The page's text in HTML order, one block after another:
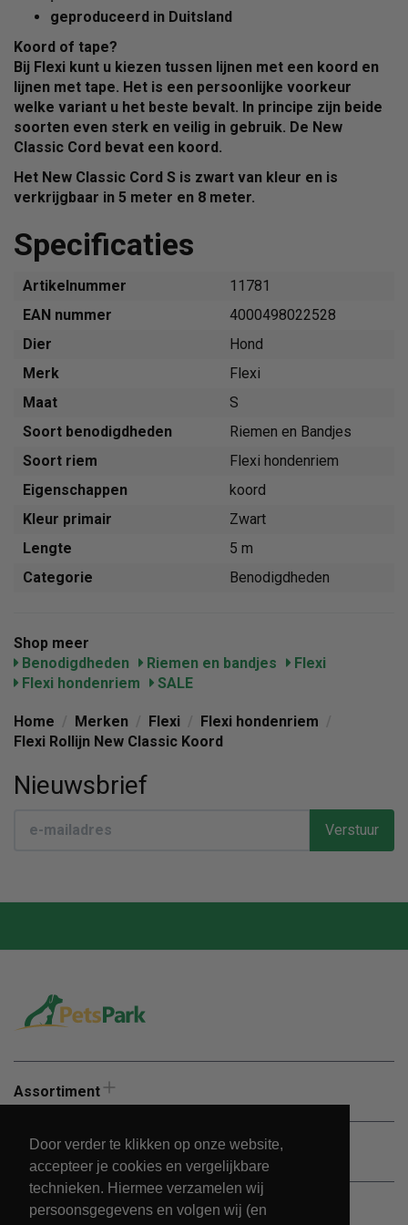
Door verder te klikken op onze website,
accepteer je cookies en vergelijkbare
technieken. Hiermee verzamelen wij
persoonsgegevens en volgen wij (en
geproduceerd in Duitsland
Koord of tape?
Bij Flexi kunt u kiezen tussen lijnen met een koord en
lijnen met tape. Het is een persoonlijke voorkeur
welke variant u het beste bevalt. In principe zijn beide
soorten even sterk en veilig in gebruik. De New
Classic Cord bevat een koord.
Het New Classic Cord S is zwart van kleur en is
verkrijgbaar in 5 meter en 8 meter.
Specificaties
Artikelnummer
11781
EAN nummer
4000498022528
Dier
Hond
Merk
Flexi
Maat
S
Soort benodigdheden
Riemen en Bandjes
Soort riem
Flexi hondenriem
Eigenschappen
koord
Kleur primair
Zwart
Lengte
5 m
Categorie
Benodigdheden
Shop meer
Benodigdheden
Riemen en bandjes
Flexi
Flexi hondenriem
SALE
Home Merken Flexi Flexi hondenriem
Flexi Rollijn New Classic Koord
Nieuwsbrief
Verstuur
Assortiment
Aanbiedingen
Klantenservice